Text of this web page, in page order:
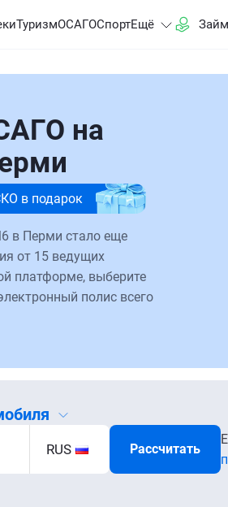
ТуризмОСАГОСпортЕщё
на
в подарок
в Перми стало еще
от 15 ведущих
платформе, выберите
полис всего
RUS Рассчитать